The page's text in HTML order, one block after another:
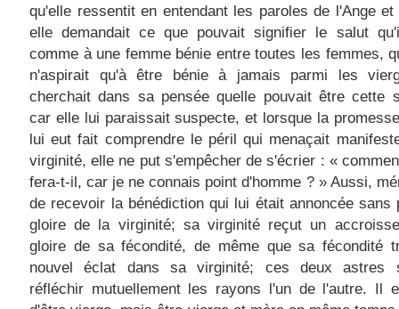
qu'elle ressentit en entendant les paroles de l'Ange et
elle demandait ce que pouvait signifier le salut
comme à une femme bénie entre toutes les femmes,
n'aspirait qu'à être bénie à jamais parmi les
cherchait dans sa pensée quelle pouvait être cette
car elle lui paraissait suspecte, et lorsque la
lui eut fait comprendre le péril qui menaçait
virginité, elle ne put s'empêcher de s'écrier : «
fera-t-il, car je ne connais point d'homme ? » Aussi,
de recevoir la bénédiction qui lui était annoncée sans
gloire de la virginité; sa virginité reçut un
gloire de sa fécondité, de même que sa fécondité
nouvel éclat dans sa virginité; ces deux astres
réfléchir mutuellement les rayons l'un de l'autre. Il